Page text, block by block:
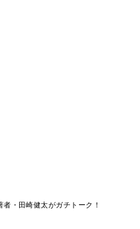
・田崎健太がガチトーク！